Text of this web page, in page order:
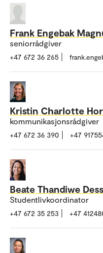
Frank Engebak
seniorrådgiver
+47 672 36 265
Kristin Charlotte
kommunikasjonsrådgiver
+47 672 36 390 +47
Beate Thandiwe
Studentlivkoordinator
+47 672 35 253 +47